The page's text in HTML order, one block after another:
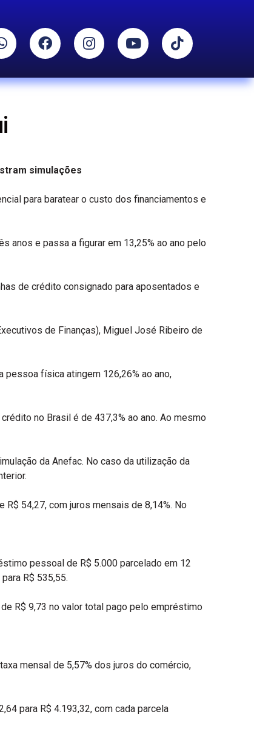
simulações
para baratear o custo dos financiamentos e
anos e passa a figurar em 13,25% ao ano pelo
de crédito consignado para aposentados e
de Finanças), Miguel José Ribeiro de
pessoa física atingem 126,26% ao ano,
no Brasil é de 437,3% ao ano. Ao mesmo
da Anefac. No caso da utilização da
54,27, com juros mensais de 8,14%. No
pessoal de R$ 5.000 parcelado em 12
R$ 535,55.
R$ 9,73 no valor total pago pelo empréstimo
mensal de 5,57% dos juros do comércio,
para R$ 4.193,32, com cada parcela